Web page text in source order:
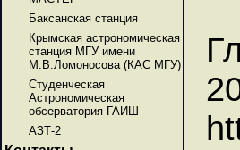
Баксанская станция
Крымская астрономическая
станция МГУ имени
М.В.Ломоносова (КАС МГУ)
Студенческая
Астрономическая
обсерватория ГАИШ
АЗТ-2